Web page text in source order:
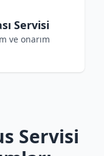
Servisi
ve onarım
Servisi